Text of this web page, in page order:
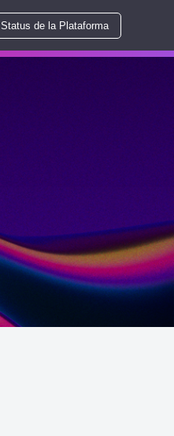
Status de la Plataforma